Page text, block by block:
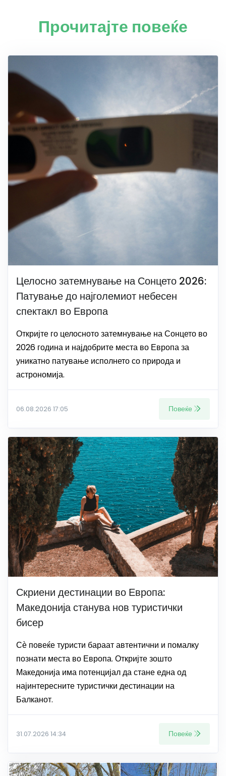
Прочитајте повеќе
Целосно затемнување на Сонцето 2026:
Патување до најголемиот небесен
спектакл во Европа
Откријте го целосното затемнување на Сонцето во
2026 година и најдобрите места во Европа за
уникатно патување исполнето со природа и
астрономија.
06.08.2026 17:05 Повеќе
Скриени дестинации во Европа:
Македонија станува нов туристички
бисер
Сѐ повеќе туристи бараат автентични и помалку
познати места во Европа. Откријте зошто
Македонија има потенцијал да стане една од
најинтересните туристички дестинации на
Балканот.
31.07.2026 14:34 Повеќе